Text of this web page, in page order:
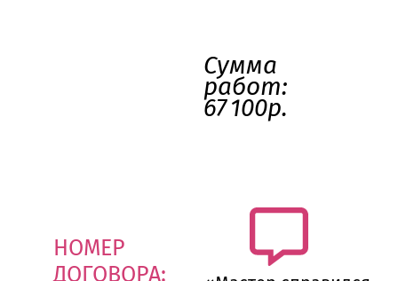
Сумма
работ:
67 100р.
НОМЕР
ДОГОВОРА: